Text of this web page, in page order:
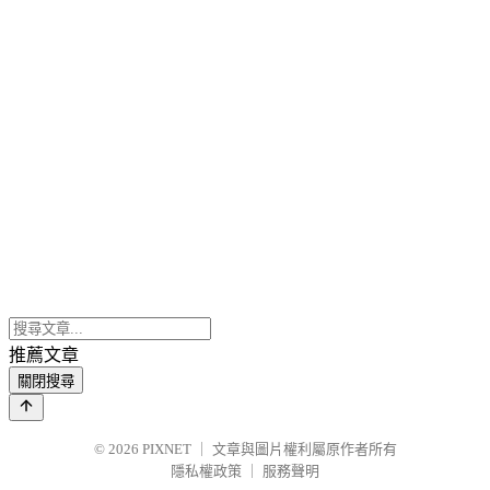
推薦文章
關閉搜尋
© 2026 PIXNET
文章與圖片權利屬原作者所有
隱私權政策
服務聲明